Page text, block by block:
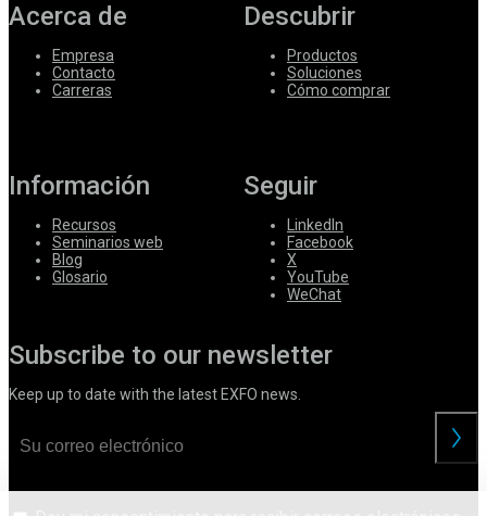
Acerca de
Empresa
Contacto
Carreras
Descubrir
Productos
Soluciones
Cómo comprar
Información
Recursos
Seminarios web
Blog
Glosario
Seguir
LinkedIn
Facebook
X
YouTube
WeChat
Subscribe to our newsletter
Keep up to date with the latest EXFO news.